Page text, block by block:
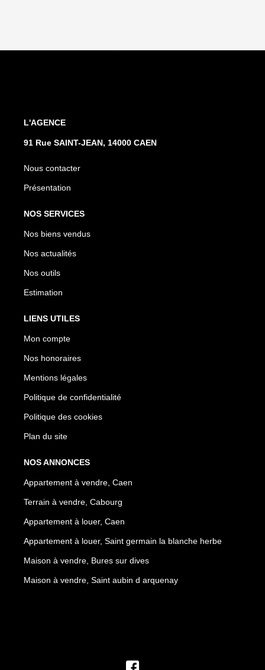
L'AGENCE
91 Rue SAINT-JEAN, 14000 CAEN
Nous contacter
Présentation
NOS SERVICES
Nos biens vendus
Nos actualités
Nos outils
Estimation
LIENS UTILES
Mon compte
Nos honoraires
Mentions légales
Politique de confidentialité
Politique des cookies
Plan du site
NOS ANNONCES
Appartement à vendre, Caen
Terrain à vendre, Cabourg
Appartement à louer, Caen
Appartement à louer, Saint germain la blanche herbe
Maison à vendre, Bures sur dives
Maison à vendre, Saint aubin d arquenay